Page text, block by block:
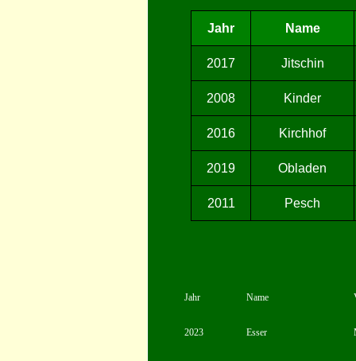
Jahr Name
2017 Jitschin
2008 Kinder
2016 Kirchhof
2019 Obladen
2011 Pesch
Jahr Name
2023 Esser